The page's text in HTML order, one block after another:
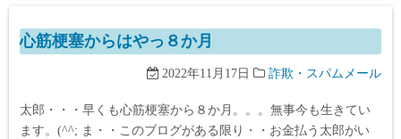
心筋梗塞からはやっ８か月
2022年11月17日 詐欺・スパムメール
太郎・・・早くも心筋梗塞から８か月。。。無事今も生きてい
ます。(^^; ま・・このブログがある限り・・お金払う太郎がい